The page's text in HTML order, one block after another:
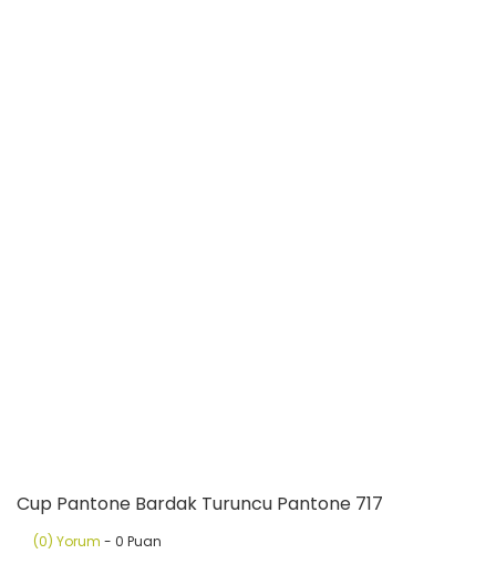
Cup Pantone Bardak Turuncu Pantone 717
(0) Yorum - 0 Puan